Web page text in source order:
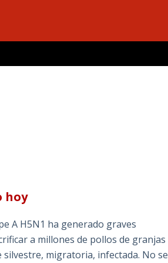
hoy
A H5N1 ha generado graves
a millones de pollos de granjas
silvestre, migratoria, infectada. No se